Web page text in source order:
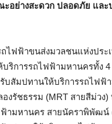
ะอย่างสะดวก ปลอดภัย และ
ถไฟฟ้าขนส่งมวลชนแห่งปร
ริการรถไฟฟ้ามหานครทั้ง
บสัมปทานให้บริการรถไฟฟ้
รัชธรรม (MRT สายสีม่วง)
ามหานคร สายนัคราพิพัฒน์